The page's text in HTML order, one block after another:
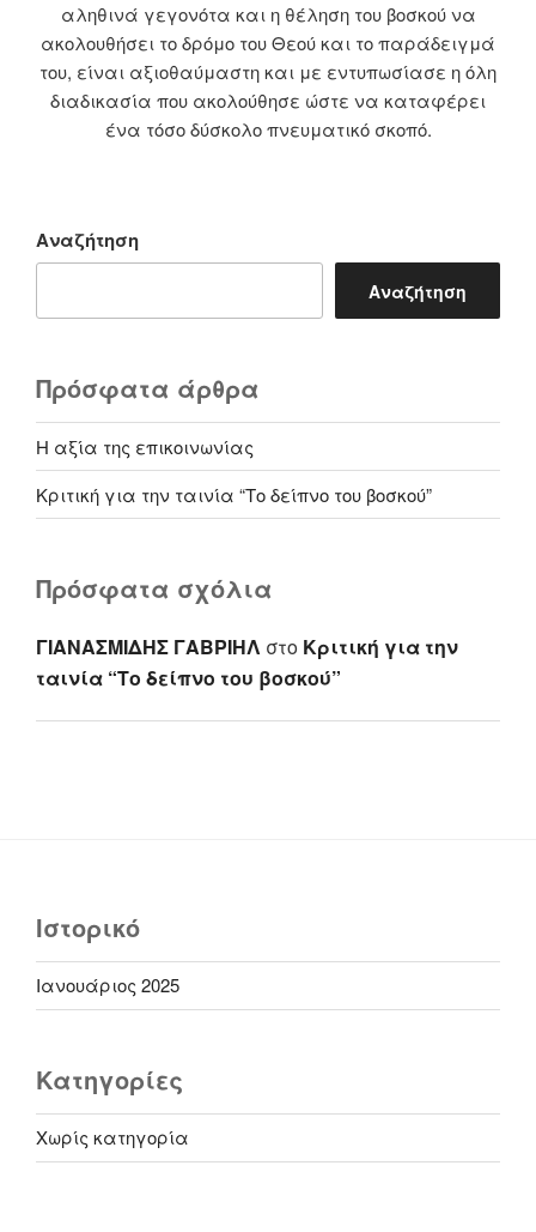
αληθινά γεγονότα και η θέληση του βοσκού να
ακολουθήσει το δρόμο του Θεού και το παράδειγμά
του, είναι αξιοθαύμαστη και με εντυπωσίασε η όλη
διαδικασία που ακολούθησε ώστε να καταφέρει
ένα τόσο δύσκολο πνευματικό σκοπό.
Αναζήτηση
Αναζήτηση
Πρόσφατα άρθρα
Η αξία της επικοινωνίας
Κριτική για την ταινία “Το δείπνο του βοσκού”
Πρόσφατα σχόλια
ΓΙΑΝΑΣΜΙΔΗΣ ΓΑΒΡΙΗΛ στο Κριτική για την
ταινία “Το δείπνο του βοσκού”
Ιστορικό
Ιανουάριος 2025
Kατηγορίες
Χωρίς κατηγορία